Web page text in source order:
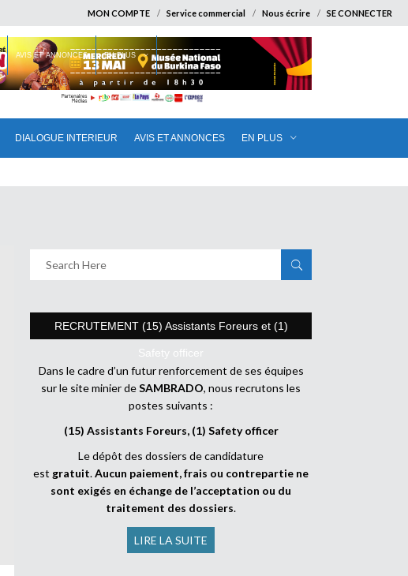
MON COMPTE Service commercial Nous écrire SE CONNECTER
DIALOGUE INTERIEUR AVIS ET ANNONCES EN PLUS
AVIS ET ANNONCES EN PLUS
RECRUTEMENT (15) Assistants Foreurs et (1)
Safety officer
Dans le cadre d’un futur renforcement de ses équipes
sur le site minier deSAMBRADO, nous recrutons les
postes suivants :
(15) Assistants Foreurs, (1) Safety officer
Le dépôt des dossiers de candidature
est gratuit.Aucun paiement, frais ou contrepartie ne
sont exigés en échange de l’acceptation ou du
traitement des dossiers.
LIRE LA SUITE